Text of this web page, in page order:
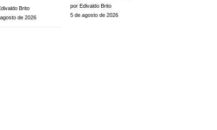
Brito
de 2026
por Edivaldo Brito
5 de agosto de 2026